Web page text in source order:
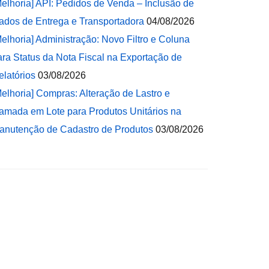
API: Pedidos de Venda – Inclusão de
de Entrega e Transportadora 04/08/2026
Administração: Novo Filtro e Coluna
Status da Nota Fiscal na Exportação de
03/08/2026
Compras: Alteração de Lastro e
em Lote para Produtos Unitários na
de Cadastro de Produtos 03/08/2026